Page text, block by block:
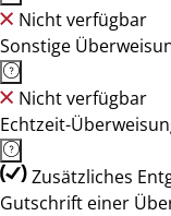
Nicht verfügbar
Sonstige
Nicht verfügbar
Echtzeit-
Zusätzliches
Gutschrift einer